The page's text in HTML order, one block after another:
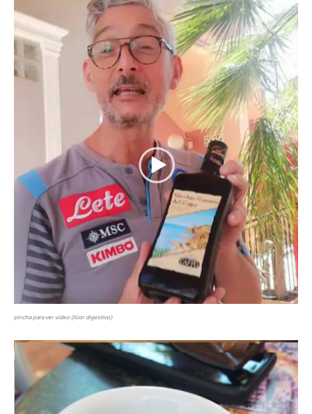
pincha para ver vídeo (licor digestivo)